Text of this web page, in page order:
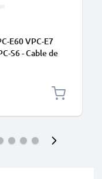
E60 VPC-E7
S6 - Cable de